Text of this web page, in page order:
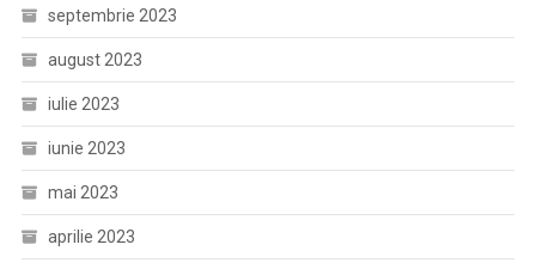
septembrie 2023
august 2023
iulie 2023
iunie 2023
mai 2023
aprilie 2023